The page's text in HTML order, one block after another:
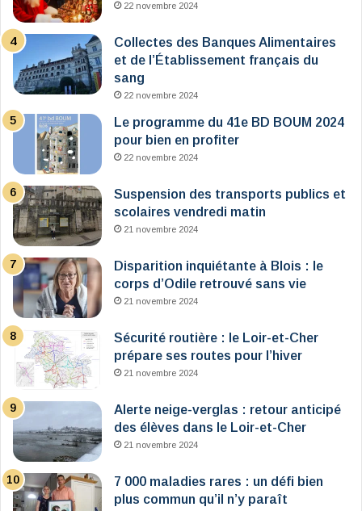
22 novembre 2024
Collectes des Banques Alimentaires
et de l’Établissement français du
sang
22 novembre 2024
Le programme du 41e BD BOUM 2024
pour bien en profiter
22 novembre 2024
Suspension des transports publics et
scolaires vendredi matin
21 novembre 2024
Disparition inquiétante à Blois : le
corps d’Odile retrouvé sans vie
21 novembre 2024
Sécurité routière : le Loir-et-Cher
prépare ses routes pour l’hiver
21 novembre 2024
Alerte neige-verglas : retour anticipé
des élèves dans le Loir-et-Cher
21 novembre 2024
7 000 maladies rares : un défi bien
plus commun qu’il n’y paraît